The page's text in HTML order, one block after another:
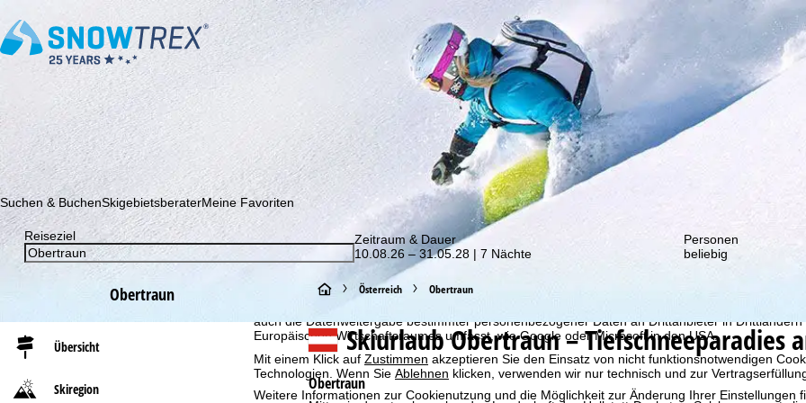
Cookie-Hinweis
Für ein optimales Webangebot erheben wir mit Hilfe von Cookies Nutzungsinformationen, die wir,
auch mit unseren Partnern teilen. Auf Basis Ihrer Aktivitäten werden dabei Nutzungsprofile
Browserinformationen erstellt. Diese Nutzungsprofile dienen der statistischen Analyse,
auch die Datenweitergabe bestimmter personenbezogener Daten an Drittanbieter in
Europäischen Wirtschaftsraumes umfasst, wie Google oder Microsoft in den USA.
Mit einem Klick auf Zustimmen akzeptieren Sie den Einsatz von nicht funktionsnotwendigen
Technologien. Wenn Sie Ablehnen klicken, verwenden wir nur technisch und zur
Weitere Informationen zur Cookienutzung und die Möglichkeit zur Änderung Ihrer Einstellungen
Abonnieren Sie unseren Newsletter und erfahren Sie als Erster von unseren Rabatt-Aktionen!
Suchen & BuchenSkigebietsberaterMeine Favoriten
Reiseziel
Zeitraum & Dauer
10.08.26 – 31.05.28 | 7 Nächte
Personen
beliebig
Obertraun
Übersicht
Skiregion
S
t
a
r
Österreich Obertraun
SkiurlaubObertraun – Tiefschneeparadies
Obertraun